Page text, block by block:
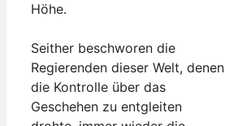
Höhe.
Seither beschworen die
Regierenden dieser Welt, denen
die Kontrolle über das
Geschehen zu entgleiten